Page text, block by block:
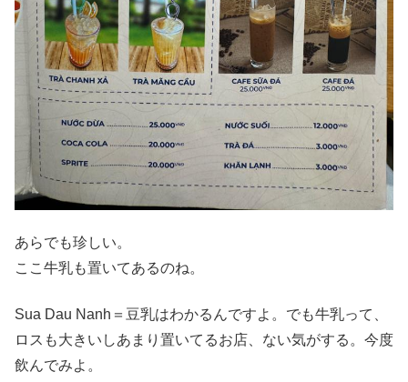
あらでも珍しい。
ここ牛乳も置いてあるのね。
Sua Dau Nanh＝豆乳はわかるんですよ。でも牛乳って、
ロスも大きいしあまり置いてるお店、ない気がする。今度
飲んでみよ。